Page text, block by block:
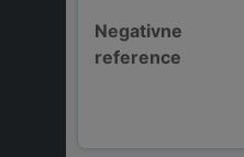
Negativne
reference